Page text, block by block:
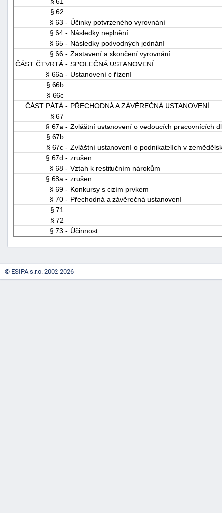
§ 62
§ 63 - Účinky potvrzeného vyrovnání
§ 64 - Následky neplnění
§ 65 - Následky podvodných jednání
§ 66 - Zastavení a skončení vyrovnání
ČÁST ČTVRTÁ - SPOLEČNÁ USTANOVENÍ
§ 66a - Ustanovení o řízení
§ 66b
§ 66c
ČÁST PÁTÁ - PŘECHODNÁ A ZÁVĚREČNÁ USTANOVENÍ
§ 67
§ 67a - Zvláštní ustanovení o vedoucích pracovnících
§ 67b
§ 67c - Zvláštní ustanovení o podnikatelích v
§ 67d - zrušen
§ 68 - Vztah k restitučním nárokům
§ 68a - zrušen
§ 69 - Konkursy s cizím prvkem
§ 70 - Přechodná a závěrečná ustanovení
§ 71
§ 72
§ 73 - Účinnost
© ESIPA s.r.o. 2002-2026